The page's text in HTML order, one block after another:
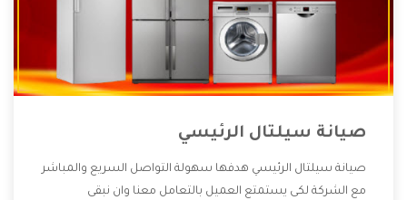
صيانة سيلتال الرئيسي
صيانة سيلتال الرئيسي هدفها سهولة التواصل السريع والمباشر
مع الشركة لكى يستمتع العميل بالتعامل معنا وان نبقى